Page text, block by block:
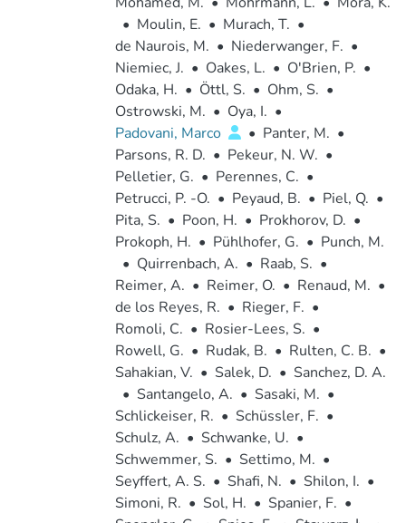
• Moulin, E. • Murach, T. •
de Naurois, M. • Niederwanger, F. •
Niemiec, J. • Oakes, L. • O'Brien, P. •
Odaka, H. • Öttl, S. • Ohm, S. •
Ostrowski, M. • Oya, I. •
Padovani, Marco
• Panter, M. •
Parsons, R. D. • Pekeur, N. W. •
Pelletier, G. • Perennes, C. •
Petrucci, P. -O. • Peyaud, B. • Piel, Q. •
Pita, S. • Poon, H. • Prokhorov, D. •
Prokoph, H. • Pühlhofer, G. • Punch, M.
• Quirrenbach, A. • Raab, S. •
Reimer, A. • Reimer, O. • Renaud, M. •
de los Reyes, R. • Rieger, F. •
Romoli, C. • Rosier-Lees, S. •
Rowell, G. • Rudak, B. • Rulten, C. B. •
Sahakian, V. • Salek, D. • Sanchez, D. A.
• Santangelo, A. • Sasaki, M. •
Schlickeiser, R. • Schüssler, F. •
Schulz, A. • Schwanke, U. •
Schwemmer, S. • Settimo, M. •
Seyffert, A. S. • Shafi, N. • Shilon, I. •
Simoni, R. • Sol, H. • Spanier, F. •